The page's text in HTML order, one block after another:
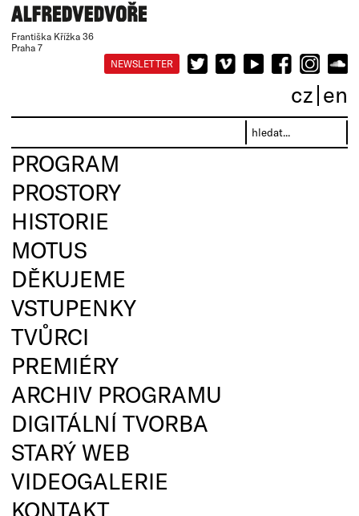
Františka Křížka 36
Praha 7
NEWSLETTER
cz en
PROGRAM
PROSTORY
HISTORIE
MOTUS
DĚKUJEME
VSTUPENKY
TVŮRCI
PREMIÉRY
ARCHIV PROGRAMU
DIGITÁLNÍ TVORBA
STARÝ WEB
VIDEOGALERIE
KONTAKT